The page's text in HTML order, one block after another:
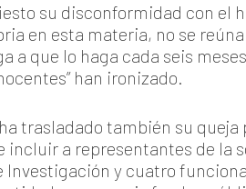
su disconformidad con el
en esta materia, no se
a que lo haga cada seis
han ironizado.
trasladado también su
incluir a representantes de
Investigación y cuatro